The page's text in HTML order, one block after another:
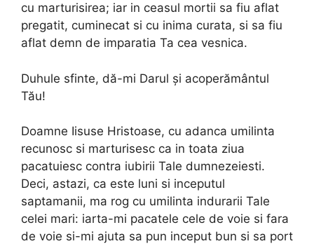
cu marturisirea; iar in ceasul mortii sa fiu aflat
pregatit, cuminecat si cu inima curata, si sa fiu
aflat demn de imparatia Ta cea vesnica.
Duhule sfinte, dă-mi Darul și acoperământul
Tău!
Doamne Iisuse Hristoase, cu adanca umilinta
recunosc si marturisesc ca in toata ziua
pacatuiesc contra iubirii Tale dumnezeiesti.
Deci, astazi, ca este luni si inceputul
saptamanii, ma rog cu umilinta indurarii Tale
celei mari: iarta-mi pacatele cele de voie si fara
de voie si-mi ajuta sa pun inceput bun si sa port